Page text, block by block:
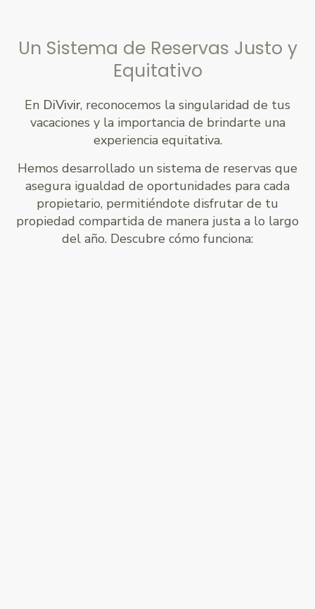
Un Sistema de Reservas Justo y
Equitativo
En DiVivir, reconocemos la singularidad de tus
vacaciones y la importancia de brindarte una
experiencia equitativa.
Hemos desarrollado un sistema de reservas que
asegura igualdad de oportunidades para cada
propietario, permitiéndote disfrutar de tu
propiedad compartida de manera justa a lo largo
del año. Descubre cómo funciona: